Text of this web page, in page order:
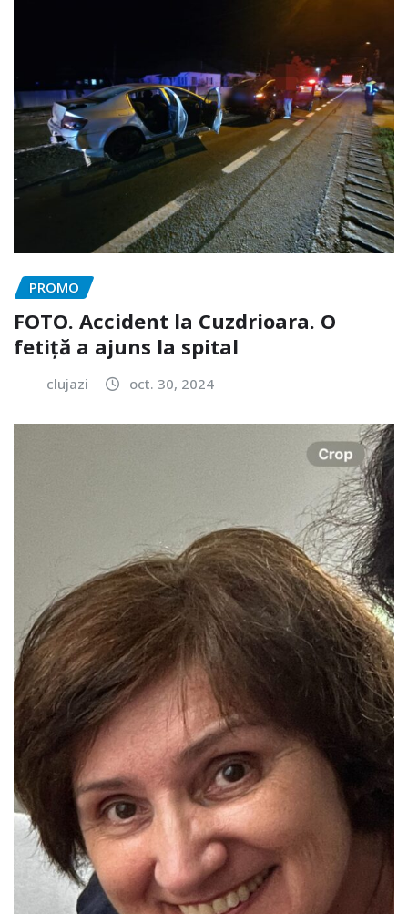
PROMO
FOTO. Accident la Cuzdrioara. O
fetiță a ajuns la spital
clujazi oct. 30, 2024